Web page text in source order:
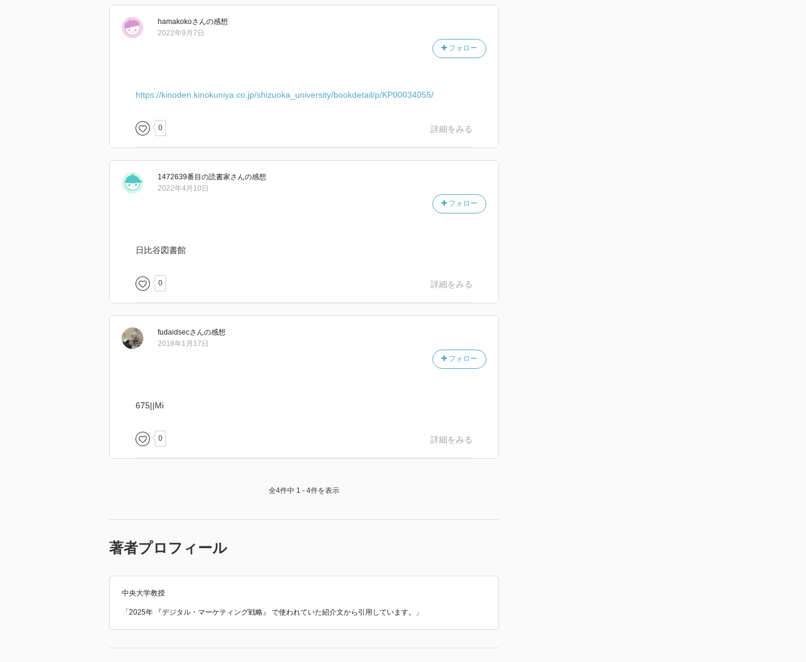
hamakokoさんの感想
フォロー
2022年9月7日
https://kinoden.kinokuniya.co.jp/shizuoka_university/bookdetail/p/KP00034055/
0 詳細をみる
1472639番目の読書家さんの感想
フォロー
2022年4月10日
日比谷図書館
0 詳細をみる
fudaidsecさんの感想
フォロー
2018年1月17日
675||Mi
0 詳細をみる
全4件中 1 - 4件を表示
著者プロフィール
中央大学教授
「2025年 『デジタル・マーケティング戦略』 で使われていた紹介文から引用しています。」